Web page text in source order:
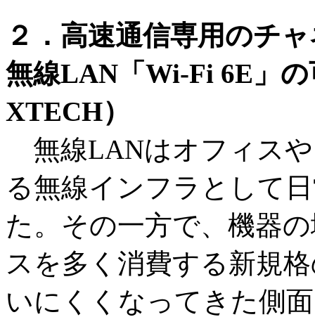
２．高速通信専用のチ
無線LAN「Wi-Fi 6E」
XTECH）
無線LANはオフィス
る無線インフラとして
た。その一方で、機器
スを多く消費する新規
いにくくなってきた側